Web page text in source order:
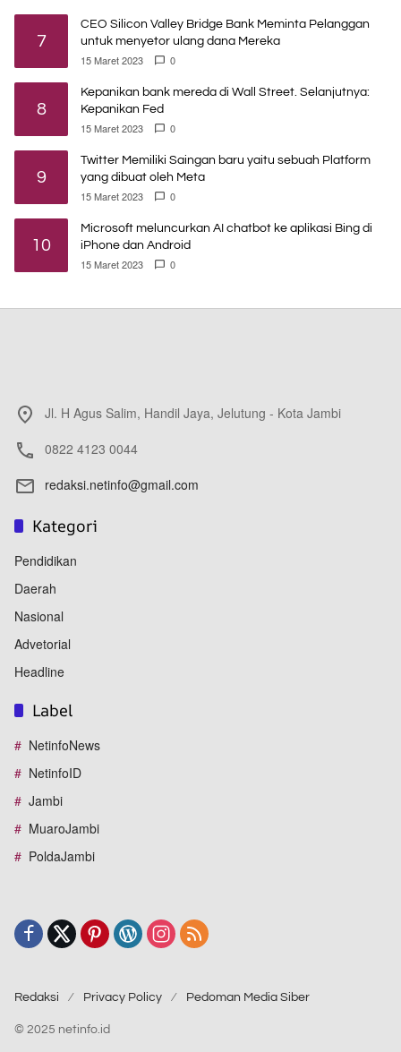
7
CEO Silicon Valley Bridge Bank Meminta Pelanggan
untuk menyetor ulang dana Mereka
15 Maret 2023 0
8
Kepanikan bank mereda di Wall Street. Selanjutnya:
Kepanikan Fed
15 Maret 2023 0
9
Twitter Memiliki Saingan baru yaitu sebuah Platform
yang dibuat oleh Meta
15 Maret 2023 0
10
Microsoft meluncurkan AI chatbot ke aplikasi Bing di
iPhone dan Android
15 Maret 2023 0
Jl. H Agus Salim, Handil Jaya, Jelutung - Kota Jambi
0822 4123 0044
redaksi.netinfo@gmail.com
Kategori
Pendidikan
Daerah
Nasional
Advetorial
Headline
Label
NetinfoNews
NetinfoID
Jambi
MuaroJambi
PoldaJambi
Redaksi Privacy Policy Pedoman Media Siber
© 2025 netinfo.id